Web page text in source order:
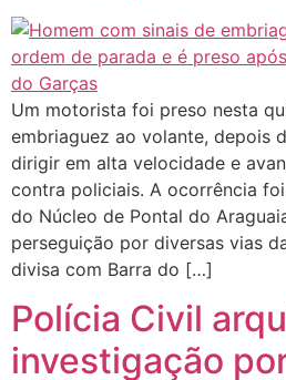
Um motorista foi preso nesta
embriaguez ao volante, depois
dirigir em alta velocidade e
contra policiais. A ocorrência
do Núcleo de Pontal do
perseguição por diversas vias
divisa com Barra do […]
Polícia Civil
investigação